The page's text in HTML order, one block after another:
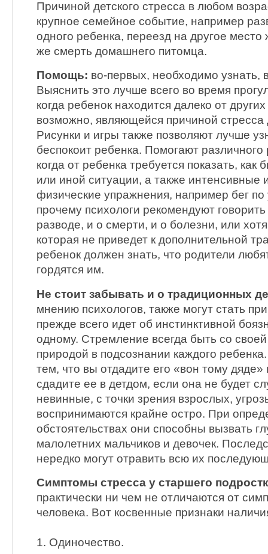
Причиной детского стресса в любом
крупное семейное событие, например
одного ребенка, переезд на другое место
же смерть домашнего питомца.
Помощь: во-первых, необходимо узнать,
Выяснить это лучше всего во время
когда ребенок находится далеко от
возможно, являющейся причиной
Рисунки и игры также позволяют лучше
беспокоит ребенка. Помогают
когда от ребенка требуется показать, как
или иной ситуации, а также интенсивные
физические упражнения, например бег
прочему психологи рекомендуют
разводе, и о смерти, и о болезни, или
которая не приведет к дополнительной
ребенок должен знать, что родители
гордятся им.
Не стоит забывать и о традиционных
мнению психологов, также могут стать
прежде всего идет об инстинктивной
одному. Стремление всегда быть со
природой в подсознании каждого
тем, что вы отдадите его «вон тому дяде»
сдадите ее в детдом, если она не будет
невинные, с точки зрения взрослых,
воспринимаются крайне остро. При
обстоятельствах они способны вызвать
малолетних мальчиков и девочек.
нередко могут отравить всю их
Симптомы стресса у старшего
практически ни чем не отличаются от
человека. Вот косвенные признаки
1. Одиночество.